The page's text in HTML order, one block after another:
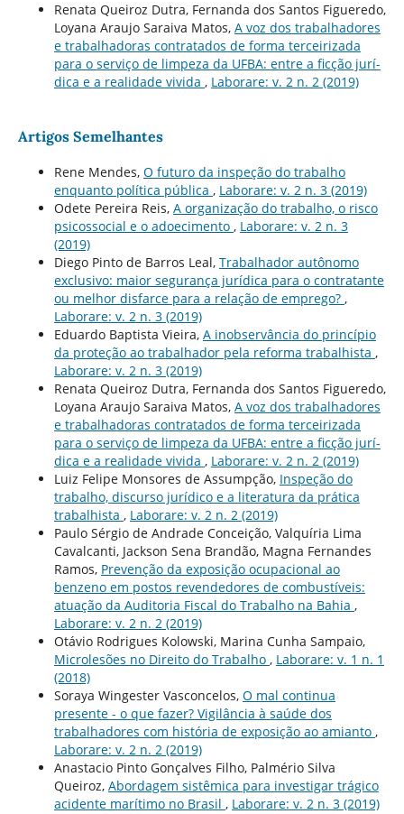
Renata Queiroz Dutra, Fernanda dos Santos Figueredo,
Loyana Araujo Saraiva Matos, A voz dos trabalhadores
e trabalhadoras contratados de forma terceirizada
para o serviço de limpeza da UFBA: entre a ficção jurí­
dica e a realidade vivida , Laborare: v. 2 n. 2 (2019)
Artigos Semelhantes
Rene Mendes, O futuro da inspeção do trabalho
enquanto polí­tica pública , Laborare: v. 2 n. 3 (2019)
Odete Pereira Reis, A organização do trabalho, o risco
psicossocial e o adoecimento , Laborare: v. 2 n. 3
(2019)
Diego Pinto de Barros Leal, Trabalhador autônomo
exclusivo: maior segurança jurí­dica para o contratante
ou melhor disfarce para a relação de emprego? ,
Laborare: v. 2 n. 3 (2019)
Eduardo Baptista Vieira, A inobservância do princí­pio
da proteção ao trabalhador pela reforma trabalhista ,
Laborare: v. 2 n. 3 (2019)
Renata Queiroz Dutra, Fernanda dos Santos Figueredo,
Loyana Araujo Saraiva Matos, A voz dos trabalhadores
e trabalhadoras contratados de forma terceirizada
para o serviço de limpeza da UFBA: entre a ficção jurí­
dica e a realidade vivida , Laborare: v. 2 n. 2 (2019)
Luiz Felipe Monsores de Assumpção, Inspeção do
trabalho, discurso jurí­dico e a literatura da prática
trabalhista , Laborare: v. 2 n. 2 (2019)
Paulo Sérgio de Andrade Conceição, Valquí­ria Lima
Cavalcanti, Jackson Sena Brandão, Magna Fernandes
Ramos, Prevenção da exposição ocupacional ao
benzeno em postos revendedores de combustíveis:
atuação da Auditoria Fiscal do Trabalho na Bahia ,
Laborare: v. 2 n. 2 (2019)
Otávio Rodrigues Kolowski, Marina Cunha Sampaio,
Microlesões no Direito do Trabalho , Laborare: v. 1 n. 1
(2018)
Soraya Wingester Vasconcelos, O mal continua
presente - o que fazer? Vigilância à saúde dos
trabalhadores com história de exposição ao amianto ,
Laborare: v. 2 n. 2 (2019)
Anastacio Pinto Gonçalves Filho, Palmério Silva
Queiroz, Abordagem sistêmica para investigar trágico
acidente marí­timo no Brasil , Laborare: v. 2 n. 3 (2019)